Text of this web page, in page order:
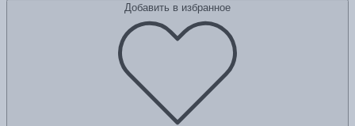
Добавить в избранное